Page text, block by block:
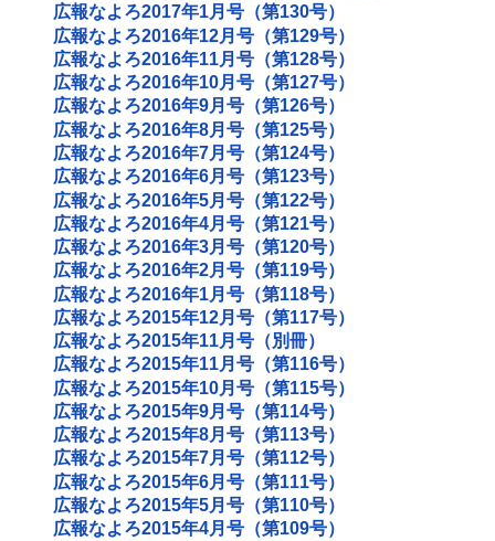
広報なよろ2017年1月号（第130号）
広報なよろ2016年12月号（第129号）
広報なよろ2016年11月号（第128号）
広報なよろ2016年10月号（第127号）
広報なよろ2016年9月号（第126号）
広報なよろ2016年8月号（第125号）
広報なよろ2016年7月号（第124号）
広報なよろ2016年6月号（第123号）
広報なよろ2016年5月号（第122号）
広報なよろ2016年4月号（第121号）
広報なよろ2016年3月号（第120号）
広報なよろ2016年2月号（第119号）
広報なよろ2016年1月号（第118号）
広報なよろ2015年12月号（第117号）
広報なよろ2015年11月号（別冊）
広報なよろ2015年11月号（第116号）
広報なよろ2015年10月号（第115号）
広報なよろ2015年9月号（第114号）
広報なよろ2015年8月号（第113号）
広報なよろ2015年7月号（第112号）
広報なよろ2015年6月号（第111号）
広報なよろ2015年5月号（第110号）
広報なよろ2015年4月号（第109号）